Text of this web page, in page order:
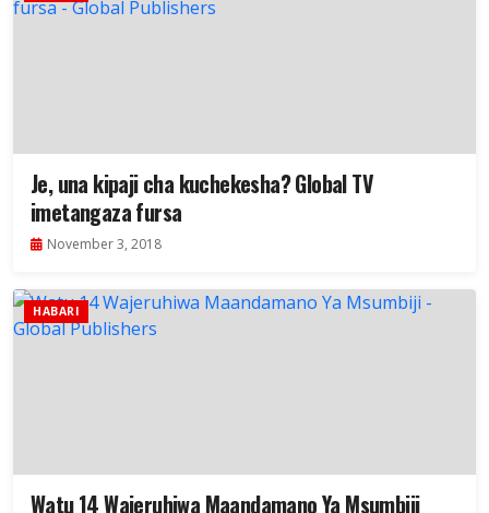
Je, una kipaji cha kuchekesha? Global TV
imetangaza fursa
November 3, 2018
HABARI
Watu 14 Wajeruhiwa Maandamano Ya Msumbiji